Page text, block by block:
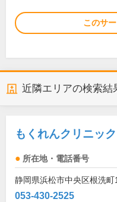
このサ
近隣エリアの検索結
もくれんクリニック
所在地・電話番号
静岡県浜松市中央区根洗町
053-430-2525